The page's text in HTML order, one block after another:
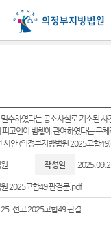
수하였다는 공소사실로 기소된
고인이 범행에 관여하였다는 구
사안 (의정부지방법원 2025고합49)
작성일
2025고합49 판결문.pdf
선고 2025고합49 판결